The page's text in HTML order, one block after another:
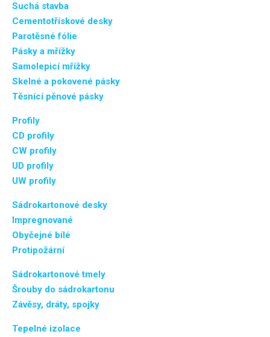
Suchá stavba
Cementotřískové desky
Parotěsné fólie
Pásky a mřížky
Samolepicí mřížky
Skelné a pokovené pásky
Těsnící pěnové pásky
Profily
CD profily
CW profily
UD profily
UW profily
Sádrokartonové desky
Impregnované
Obyčejné bílé
Protipožární
Sádrokartonové tmely
Šrouby do sádrokartonu
Závěsy, dráty, spojky
Tepelné izolace